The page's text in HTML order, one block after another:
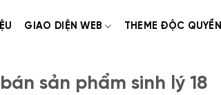
GIAO DIỆN WEB THEME ĐỘC QUYỀN
sản phẩm sinh lý 18